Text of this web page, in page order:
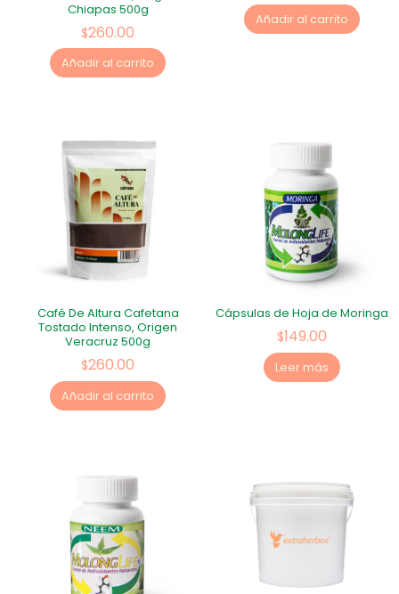
Chiapas 500g
$260.00
Añadir al carrito
Añadir al carrito
Café De Altura Cafetana
Tostado Intenso, Origen
Veracruz 500g
$260.00
Añadir al carrito
Cápsulas de Hoja de Moringa
$149.00
Leer más